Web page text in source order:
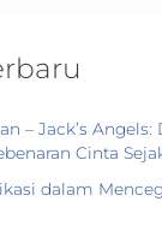
– Jack’s Angels:
Cinta
dalam